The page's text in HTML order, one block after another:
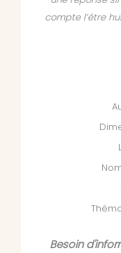
compte l’être
Besoin